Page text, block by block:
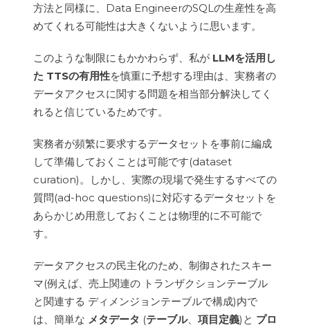
方法と同様に、Data EngineerのSQLの生産性を高
めてくれる可能性は大きくないように思います。
このような制限にもかかわらず、私が LLMを活用し
た TTSの有用性を慎重に予想する理由は、実務者の
データアクセスに関する問題を相当部分解決してく
れると信じているためです。
実務者が頻繁に要求するデータセットを事前に編成
して準備しておくことは可能です(dataset
curation)。しかし、実際の現場で発生するすべての
質問(ad-hoc questions)に対応するデータセットを
あらかじめ用意しておくことは物理的に不可能で
す。
データアクセスの民主化のため、制御されたスキー
マ(例えば、売上関連の トランザクションテーブル
と関連する ディメンジョンテーブルで構成)内で
は、簡単な メタデータ (テーブル、 項目定義)と プロ